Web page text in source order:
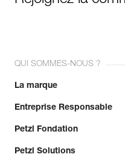
QUI SOMMES-NOUS ?
La marque
Entreprise Responsable
Petzl Fondation
Petzl Solutions